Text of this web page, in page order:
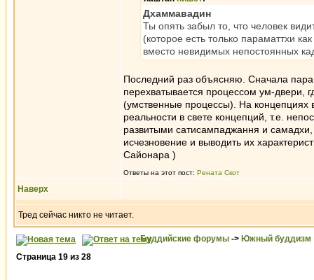
Дхаммавадин
Ты опять забыл то, что человек
(которое есть только параматтхи
вместо невидимых непостоянных
Последний раз объясняю. Сначала
перехватывается процессом ум-двери,
(умственные процессы). На
реальности в свете концепций, т.е.
развитыми сатисампаджання и
исчезновение и выводить их
Сайонара )
Ответы на этот пост: Рената Скот
Наверх
Тред сейчас никто не читает.
Буддийские форумы -> Южный буддизм
Страница 19 из 28